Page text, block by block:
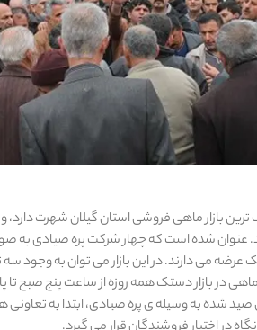
بازار ماهی فروشی استان گیلان شهرت دارد،
عنوان شده است که چهار شرکت پره صیادی
عرضه می دارند. در این بازار می توان به وجود سه
در بازار دستک همه روزه از ساعت پنج صبح تا
شده به وسیله ی پره صیادی، ابتدا به تعاونی